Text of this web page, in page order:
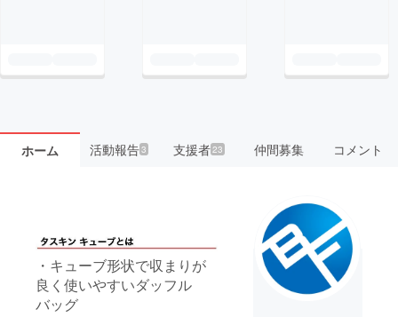
ホーム 活動報告3 支援者23 仲間募集 コメント
・キューブ形状で収まりが
良く使いやすいダッフル
バッグ